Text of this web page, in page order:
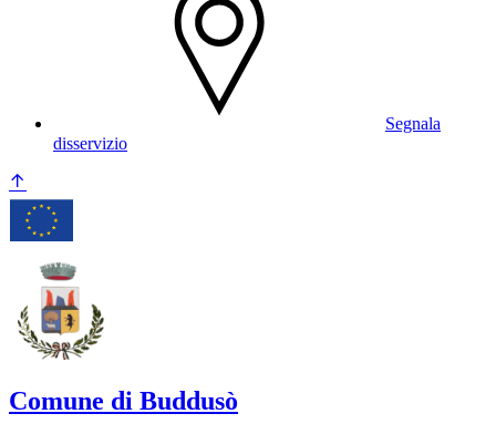
Segnala
disservizio
Comune di Buddusò